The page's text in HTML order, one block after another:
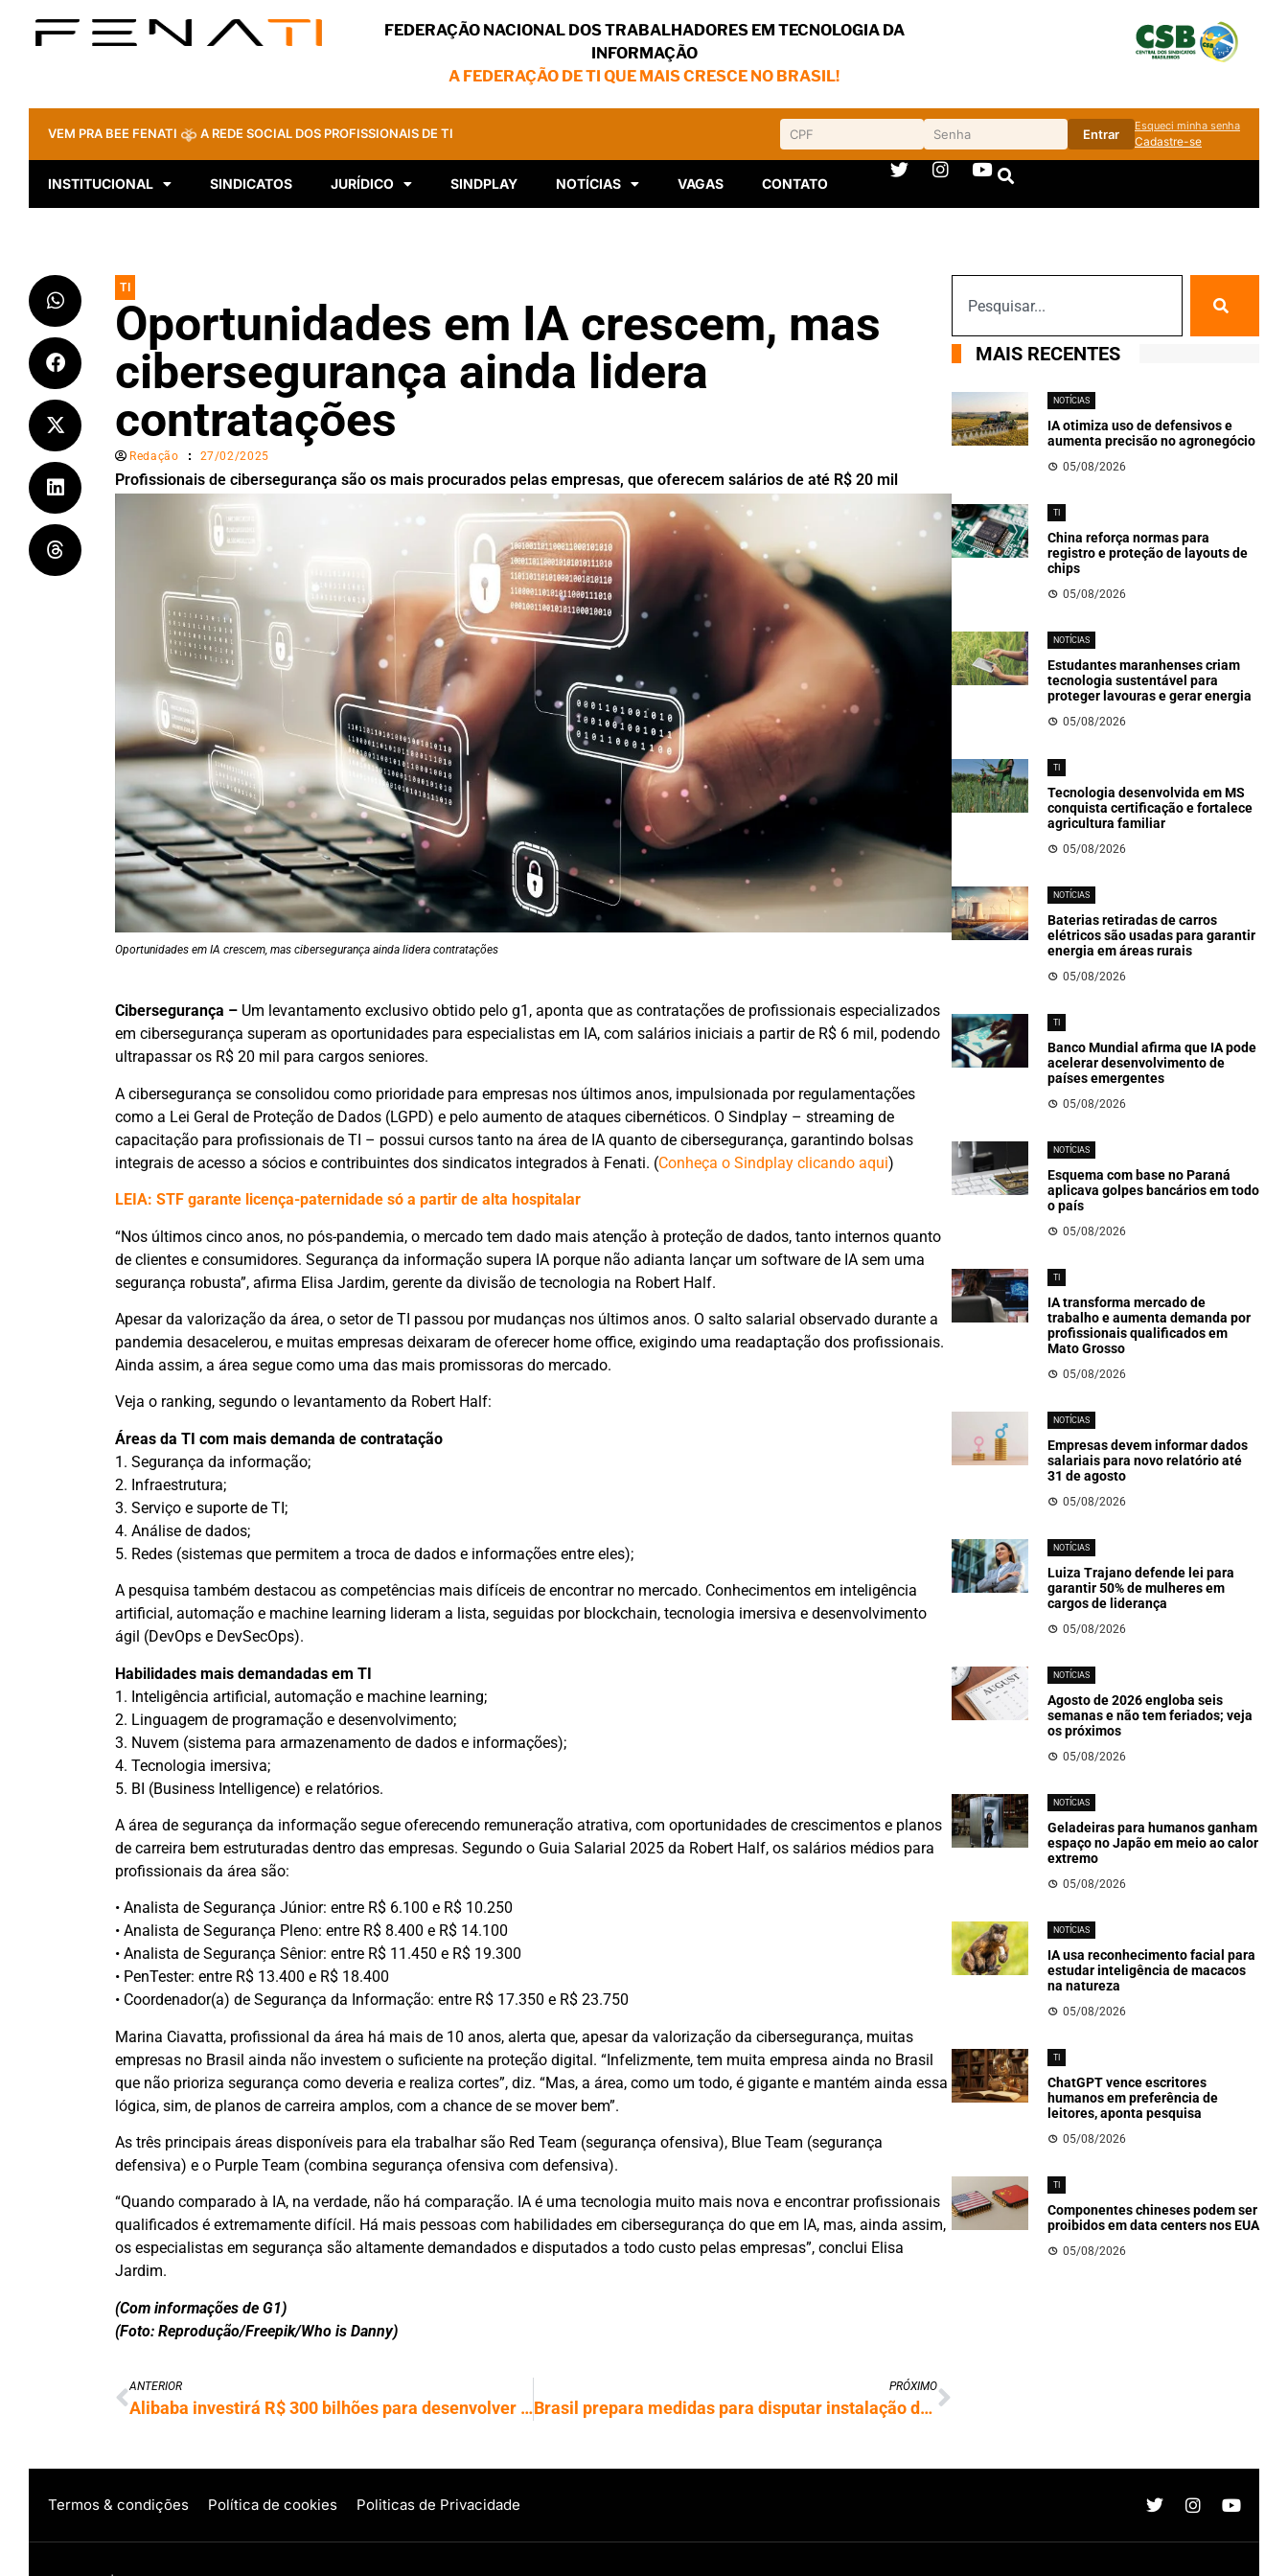
FEDERAÇÃO NACIONAL DOS TRABALHADORES EM TECNOLOGIA DA
INFORMAÇÃO
A FEDERAÇÃO DE TI QUE MAIS CRESCE NO BRASIL!
VEM PRA BEE FENATI A REDE SOCIAL DOS PROFISSIONAIS DE TI Entrar
Esqueci minha senha
Cadastre-se
INSTITUCIONAL SINDICATOS JURÍDICO SINDPLAY NOTÍCIAS VAGAS CONTATO
TI
Oportunidades em IA crescem, mas
cibersegurança ainda lidera
contratações
Redação 27/02/2025
Profissionais de cibersegurança são os mais procurados pelas empresas, que oferecem salários de até R$ 20 mil
Oportunidades em IA crescem, mas cibersegurança ainda lidera contratações
Cibersegurança –Um levantamento exclusivo obtido pelo g1, aponta que as contratações de profissionais especializados
em cibersegurança superam as oportunidades para especialistas em IA, com salários iniciais a partir de R$ 6 mil, podendo
ultrapassar os R$ 20 mil para cargos seniores.
A cibersegurança se consolidou como prioridade para empresas nos últimos anos, impulsionada por regulamentações
como a Lei Geral de Proteção de Dados (LGPD) e pelo aumento de ataques cibernéticos. O Sindplay – streaming de
capacitação para profissionais de TI – possui cursos tanto na área de IA quanto de cibersegurança, garantindo bolsas
integrais de acesso a sócios e contribuintes dos sindicatos integrados à Fenati. (Conheça o Sindplay clicando aqui)
LEIA: STF garante licença-paternidade só a partir de alta hospitalar
“Nos últimos cinco anos, no pós-pandemia, o mercado tem dado mais atenção à proteção de dados, tanto internos quanto
de clientes e consumidores. Segurança da informação supera IA porque não adianta lançar um software de IA sem uma
segurança robusta”, afirma Elisa Jardim, gerente da divisão de tecnologia na Robert Half.
Apesar da valorização da área, o setor de TI passou por mudanças nos últimos anos. O salto salarial observado durante a
pandemia desacelerou, e muitas empresas deixaram de oferecer home office, exigindo uma readaptação dos profissionais.
Ainda assim, a área segue como uma das mais promissoras do mercado.
Veja o ranking, segundo o levantamento da Robert Half:
Áreas da TI com mais demanda de contratação
1. Segurança da informação;
2. Infraestrutura;
3. Serviço e suporte de TI;
4. Análise de dados;
5. Redes (sistemas que permitem a troca de dados e informações entre eles);
A pesquisa também destacou as competências mais difíceis de encontrar no mercado. Conhecimentos em inteligência
artificial, automação e machine learning lideram a lista, seguidas por blockchain, tecnologia imersiva e desenvolvimento
ágil (DevOps e DevSecOps).
Habilidades mais demandadas em TI
1. Inteligência artificial, automação e machine learning;
2. Linguagem de programação e desenvolvimento;
3. Nuvem (sistema para armazenamento de dados e informações);
4. Tecnologia imersiva;
5. BI (Business Intelligence) e relatórios.
A área de segurança da informação segue oferecendo remuneração atrativa, com oportunidades de crescimentos e planos
de carreira bem estruturadas dentro das empresas. Segundo o Guia Salarial 2025 da Robert Half, os salários médios para
profissionais da área são:
• Analista de Segurança Júnior: entre R$ 6.100 e R$ 10.250
• Analista de Segurança Pleno: entre R$ 8.400 e R$ 14.100
• Analista de Segurança Sênior: entre R$ 11.450 e R$ 19.300
• PenTester: entre R$ 13.400 e R$ 18.400
• Coordenador(a) de Segurança da Informação: entre R$ 17.350 e R$ 23.750
Marina Ciavatta, profissional da área há mais de 10 anos, alerta que, apesar da valorização da cibersegurança, muitas
empresas no Brasil ainda não investem o suficiente na proteção digital. “Infelizmente, tem muita empresa ainda no Brasil
que não prioriza segurança como deveria e realiza cortes”, diz. “Mas, a área, como um todo, é gigante e mantém ainda essa
lógica, sim, de planos de carreira amplos, com a chance de se mover bem”.
As três principais áreas disponíveis para ela trabalhar são Red Team (segurança ofensiva), Blue Team (segurança
defensiva) e o Purple Team (combina segurança ofensiva com defensiva).
“Quando comparado à IA, na verdade, não há comparação. IA é uma tecnologia muito mais nova e encontrar profissionais
qualificados é extremamente difícil. Há mais pessoas com habilidades em cibersegurança do que em IA, mas, ainda assim,
os especialistas em segurança são altamente demandados e disputados a todo custo pelas empresas”, conclui Elisa
Jardim.
(Com informações de G1)
(Foto: Reprodução/Freepik/Who is Danny)
ANTERIOR
Alibaba investirá R$ 300 bilhões para desenvolver Inteligência Artificial
PRÓXIMO
Brasil prepara medidas para disputar instalação de data centers com EUA
MAIS RECENTES
NOTÍCIAS
IA otimiza uso de defensivos e
aumenta precisão no agronegócio
05/08/2026
TI
China reforça normas para
registro e proteção de layouts de
chips
05/08/2026
NOTÍCIAS
Estudantes maranhenses criam
tecnologia sustentável para
proteger lavouras e gerar energia
05/08/2026
TI
Tecnologia desenvolvida em MS
conquista certificação e fortalece
agricultura familiar
05/08/2026
NOTÍCIAS
Baterias retiradas de carros
elétricos são usadas para garantir
energia em áreas rurais
05/08/2026
TI
Banco Mundial afirma que IA pode
acelerar desenvolvimento de
países emergentes
05/08/2026
NOTÍCIAS
Esquema com base no Paraná
aplicava golpes bancários em todo
o país
05/08/2026
TI
IA transforma mercado de
trabalho e aumenta demanda por
profissionais qualificados em
Mato Grosso
05/08/2026
NOTÍCIAS
Empresas devem informar dados
salariais para novo relatório até
31 de agosto
05/08/2026
NOTÍCIAS
Luiza Trajano defende lei para
garantir 50% de mulheres em
cargos de liderança
05/08/2026
NOTÍCIAS
Agosto de 2026 engloba seis
semanas e não tem feriados; veja
os próximos
05/08/2026
NOTÍCIAS
Geladeiras para humanos ganham
espaço no Japão em meio ao calor
extremo
05/08/2026
NOTÍCIAS
IA usa reconhecimento facial para
estudar inteligência de macacos
na natureza
05/08/2026
TI
ChatGPT vence escritores
humanos em preferência de
leitores, aponta pesquisa
05/08/2026
TI
Componentes chineses podem ser
proibidos em data centers nos EUA
05/08/2026
Termos & condições Política de cookies Politicas de Privacidade